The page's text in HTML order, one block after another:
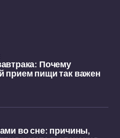
Почему
прием пищи так важен
во сне: причины,